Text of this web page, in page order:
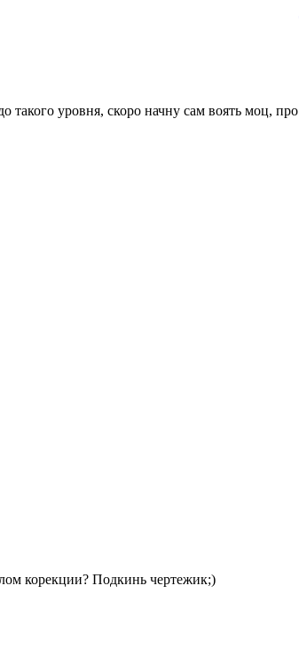
такого уровня, скоро начну сам воять моц, про
корекции? Подкинь чертежик;)